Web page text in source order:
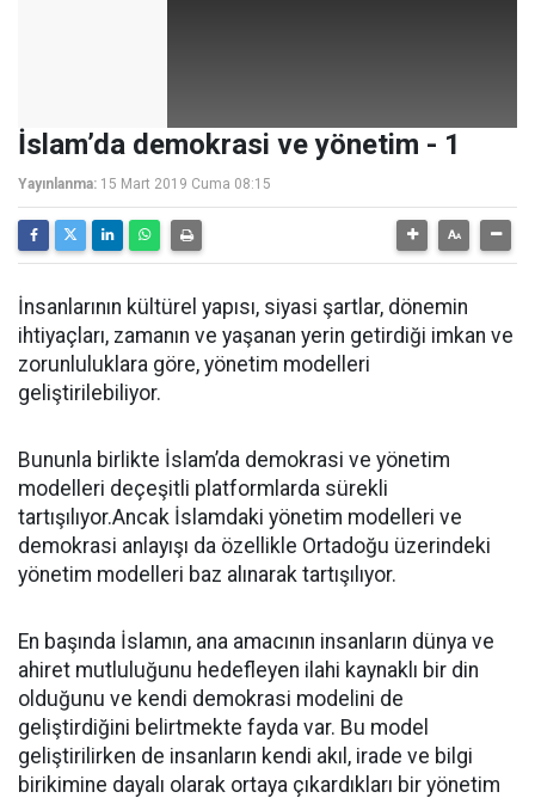
İslam’da demokrasi ve yönetim - 1
Yayınlanma: 15 Mart 2019 Cuma 08:15
İnsanlarının kültürel yapısı, siyasi şartlar, dönemin
ihtiyaçları, zamanın ve yaşanan yerin getirdiği imkan ve
zorunluluklara göre, yönetim modelleri
geliştirilebiliyor.
Bununla birlikte İslam’da demokrasi ve yönetim
modelleri deçeşitli platformlarda sürekli
tartışılıyor.Ancak İslamdaki yönetim modelleri ve
demokrasi anlayışı da özellikle Ortadoğu üzerindeki
yönetim modelleri baz alınarak tartışılıyor.
En başında İslamın, ana amacının insanların dünya ve
ahiret mutluluğunu hedefleyen ilahi kaynaklı bir din
olduğunu ve kendi demokrasi modelini de
geliştirdiğini belirtmekte fayda var. Bu model
geliştirilirken de insanların kendi akıl, irade ve bilgi
birikimine dayalı olarak ortaya çıkardıkları bir yönetim